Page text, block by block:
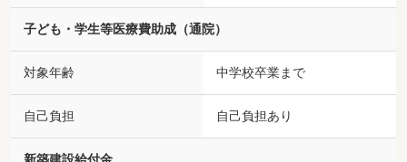
子ども・学生等医療費助成（通院）
対象年齢 中学校卒業まで
自己負担 自己負担あり